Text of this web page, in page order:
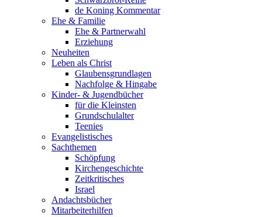
de Koning Kommentar
Ehe & Familie
Ehe & Partnerwahl
Erziehung
Neuheiten
Leben als Christ
Glaubensgrundlagen
Nachfolge & Hingabe
Kinder- & Jugendbücher
für die Kleinsten
Grundschulalter
Teenies
Evangelistisches
Sachthemen
Schöpfung
Kirchengeschichte
Zeitkritisches
Israel
Andachtsbücher
Mitarbeiterhilfen